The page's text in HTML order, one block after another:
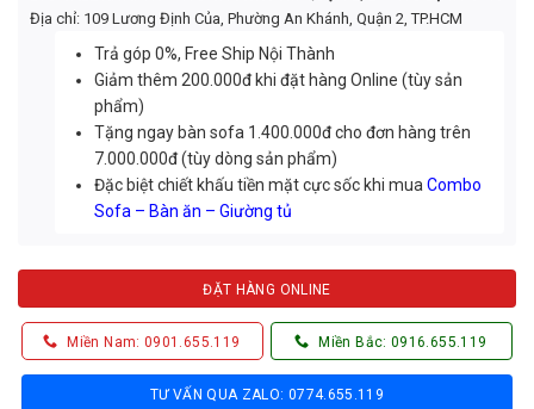
Địa chỉ: 109 Lương Định Của, Phường An Khánh, Quận 2, TP.HCM
Trả góp 0%, Free Ship Nội Thành
Giảm thêm 200.000đ khi đặt hàng Online (tùy sản
phẩm)
Tặng ngay bàn sofa 1.400.000đ cho đơn hàng trên
7.000.000đ (tùy dòng sản phẩm)
Đặc biệt chiết khấu tiền mặt cực sốc khi muaCombo
Sofa – Bàn ăn – Giường tủ
ĐẶT HÀNG ONLINE
Miền Nam: 0901.655.119 Miền Bắc: 0916.655.119
TƯ VẤN QUA ZALO: 0774.655.119